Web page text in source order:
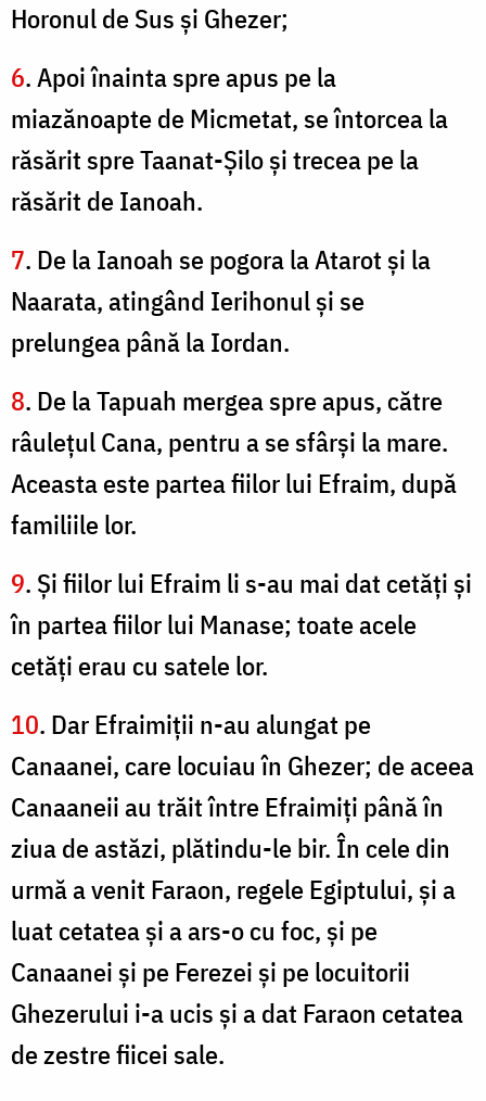
Horonul de Sus şi Ghezer;
6. Apoi înainta spre apus pe la
miazănoapte de Micmetat, se întorcea la
răsărit spre Taanat-Şilo şi trecea pe la
răsărit de Ianoah.
7. De la Ianoah se pogora la Atarot şi la
Naarata, atingând Ierihonul şi se
prelungea până la Iordan.
8. De la Tapuah mergea spre apus, către
râuleţul Cana, pentru a se sfârşi la mare.
Aceasta este partea fiilor lui Efraim, după
familiile lor.
9. Şi fiilor lui Efraim li s-au mai dat cetăţi şi
în partea fiilor lui Manase; toate acele
cetăţi erau cu satele lor.
10. Dar Efraimiţii n-au alungat pe
Canaanei, care locuiau în Ghezer; de aceea
Canaaneii au trăit între Efraimiţi până în
ziua de astăzi, plătindu-le bir. În cele din
urmă a venit Faraon, regele Egiptului, şi a
luat cetatea şi a ars-o cu foc, şi pe
Canaanei şi pe Ferezei şi pe locuitorii
Ghezerului i-a ucis şi a dat Faraon cetatea
de zestre fiicei sale.